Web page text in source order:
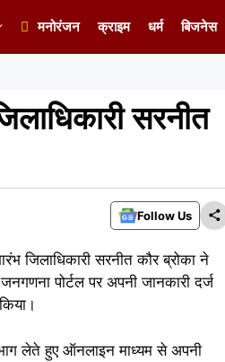
मनोरंजन क्राइम धर्म बिजनेस
सरनीत
Follow Us
सरनीत कौर ब्रोका ने
पोर्टल पर अपनी जानकारी दर्ज
भाग लेते हुए ऑनलाइन माध्यम से अपनी